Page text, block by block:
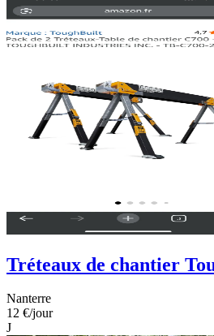
Tréteaux de chantier
Nanterre
12 €/jour
J